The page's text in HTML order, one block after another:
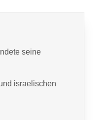
seine
israelischen